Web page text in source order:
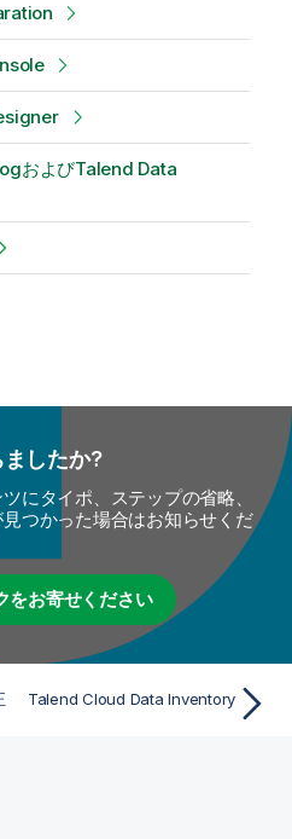
およびTalend Data
したか?
にタイポ、ステップの省略、
つかった場合はお知らせくだ
をお寄せください
Talend Cloud Data Inventory